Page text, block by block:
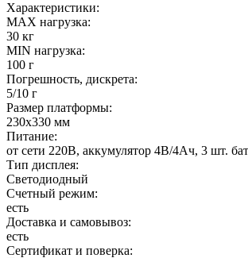
Характеристики:
MAX нагрузка:
30 кг
MIN нагрузка:
100 г
Погрешность, дискрета:
5/10 г
Размер платформы:
230х330 мм
Питание:
от сети 220В, аккумулятор 4В/4Ач, 3 шт.
Тип дисплея:
Светодиодный
Счетный режим:
есть
Доставка и самовывоз:
есть
Сертификат и поверка: